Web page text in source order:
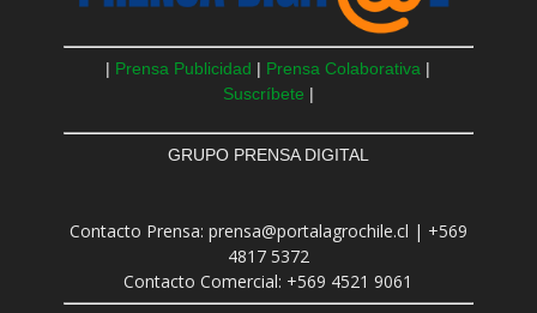
| Prensa Publicidad | Prensa Colaborativa |
Suscríbete |
GRUPO PRENSA DIGITAL
Contacto Prensa: prensa@portalagrochile.cl | +569
4817 5372
Contacto Comercial: +569 4521 9061